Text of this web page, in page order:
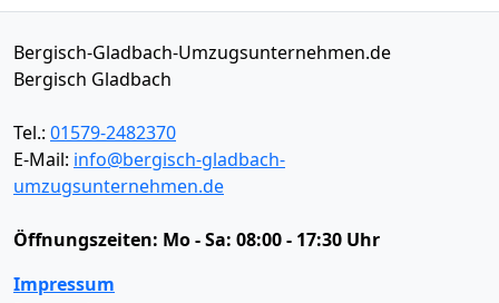
Bergisch-Gladbach-Umzugsunternehmen.de
Bergisch Gladbach
Tel.: 01579-2482370
E-Mail: info@bergisch-gladbach-
umzugsunternehmen.de
Öffnungszeiten: Mo - Sa: 08:00 - 17:30 Uhr
Impressum